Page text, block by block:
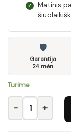
✓
Matinis
🛡
Garantija
24 mėn.
Turime
produkto kiekis: